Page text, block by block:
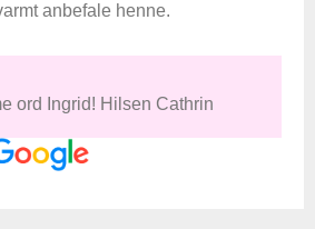
anbefale henne.
ord Ingrid! Hilsen Cathrin